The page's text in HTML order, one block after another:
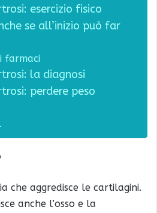
esercizio fisico
se all’inizio può far
farmaci
la diagnosi
perdere peso
che aggredisce le cartilagini.
anche l’osso e la